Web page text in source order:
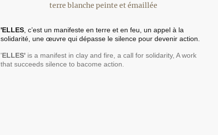
terre blanche peinte et émaillée
'ELLES, c’est un manifeste en terre et en feu, un appel à la
solidarité, une œuvre qui dépasse le silence pour devenir action.
'ELLES'is a manifest in clay and fire, a call for solidarity, A work
that succeeds silence to bacome action.